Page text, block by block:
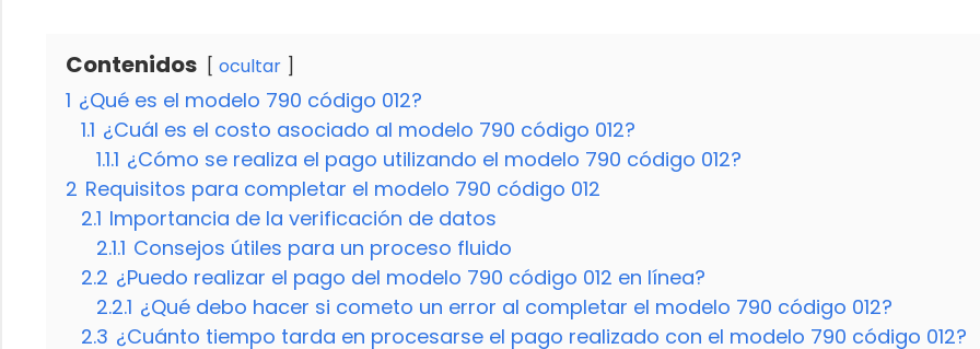
Contenidos ocultar
1 ¿Qué es el modelo 790 código 012?
1.1 ¿Cuál es el costo asociado al modelo 790 código 012?
1.1.1 ¿Cómo se realiza el pago utilizando el modelo 790 código 012?
2 Requisitos para completar el modelo 790 código 012
2.1 Importancia de la verificación de datos
2.1.1 Consejos útiles para un proceso fluido
2.2 ¿Puedo realizar el pago del modelo 790 código 012 en línea?
2.2.1 ¿Qué debo hacer si cometo un error al completar el modelo 790 código 012?
2.3 ¿Cuánto tiempo tarda en procesarse el pago realizado con el modelo 790 código 012?